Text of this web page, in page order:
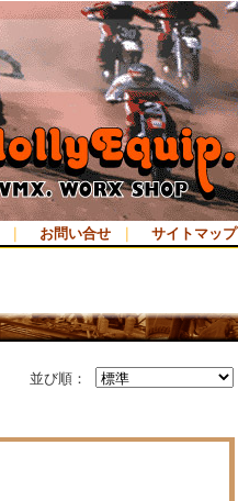
お問い合せ サイトマップ
並び順：